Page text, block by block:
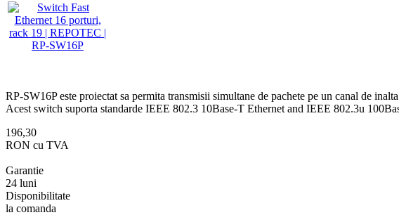
RP-SW16P este proiectat sa permita transmisii simultane de pachete pe un canal de
Acest switch suporta standarde IEEE 802.3 10Base-T Ethernet and IEEE 802.3u
196,30
RON cu TVA
Garantie
24 luni
Disponibilitate
la comanda